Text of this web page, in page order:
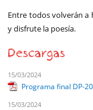
Entre todos volverán a
y disfrute la poesía.
Descargas
15/03/2024
Programa final DP-
15/03/2024